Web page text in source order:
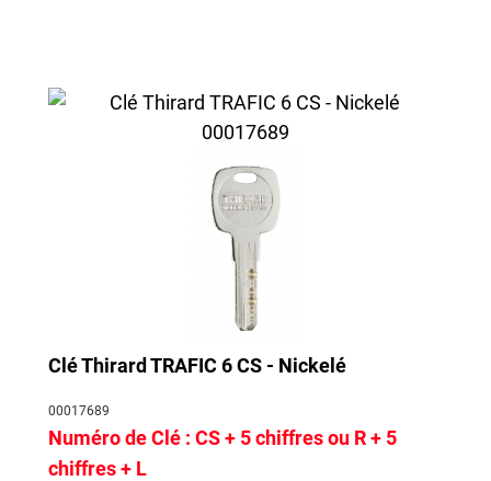
Clé Thirard TRAFIC 6 CS - Nickelé
00017689
Numéro de Clé : CS + 5 chiffres ou R + 5
chiffres + L